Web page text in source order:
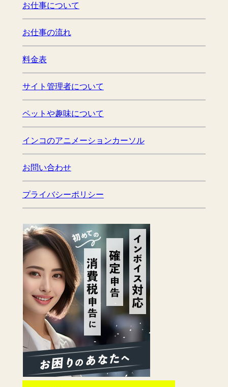
お仕事について
お仕事の流れ
料金表
サイト管理者について
ペットや趣味について
インコのアニメーションカーソル
お問い合わせ
プライバシーポリシー